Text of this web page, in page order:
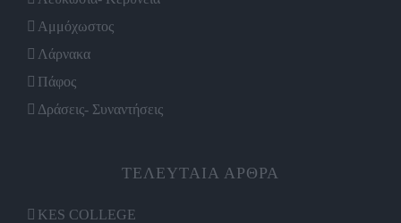
Αμμόχωστος
Λάρνακα
Πάφος
Δράσεις- Συναντήσεις
ΤΕΛΕΥΤΑΙΑ ΑΡΘΡΑ
KES COLLEGE